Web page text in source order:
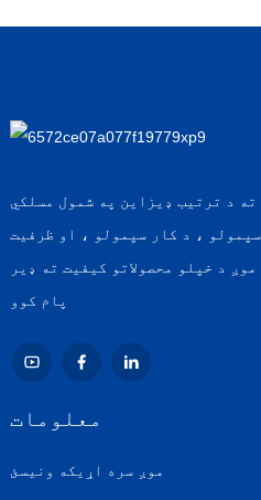
د ترتیب ډیزاین په شمول مسلکي
، د کار سپمولو ، او ظرفیت
د خپلو محصولاتو کیفیت ته ډیر
پام کوو
معلومات
موږ سره اړیکه ونیسئ